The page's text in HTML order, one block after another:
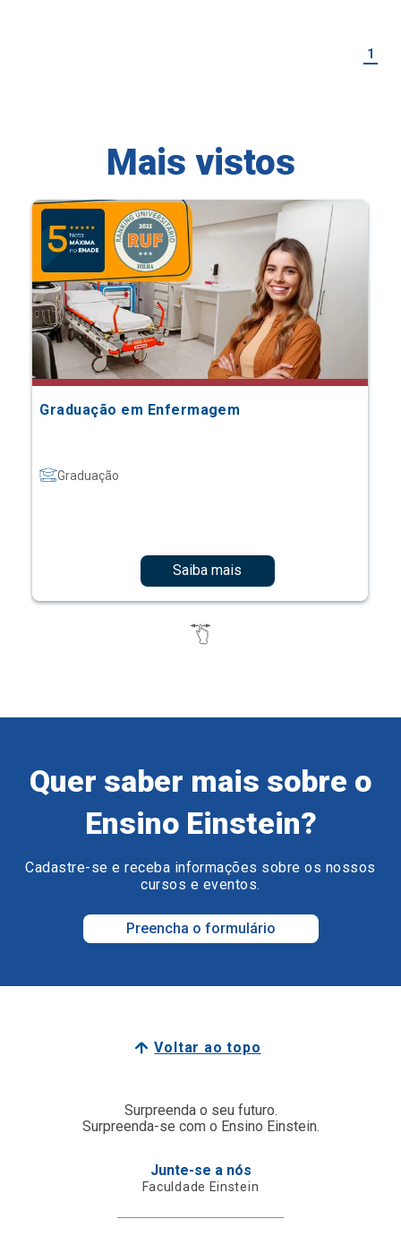
1
Mais vistos
Graduação em Enfermagem
Graduação
Saiba mais
Quer saber mais sobre o
Ensino Einstein?
Cadastre-se e receba informações sobre os nossos
cursos e eventos.
Preencha o formulário
Voltar ao topo
Surpreenda o seu futuro.
Surpreenda-se com o Ensino Einstein.
Junte-se a nós
Faculdade Einstein